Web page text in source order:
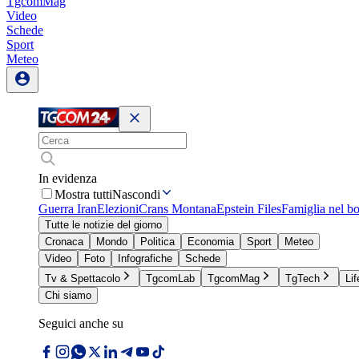
Video
Schede
Sport
Meteo
In evidenza
Mostra tuttiNascondi
Guerra IranElezioniCrans MontanaEpstein FilesFamiglia nel
Tutte le notizie del giorno
Cronaca
Mondo Politica Economia Sport
Meteo
Video
Foto Infografiche
Schede
Tv & Spettacolo
TgcomLab TgcomMag TgTech
Chi siamo
Seguici anche su